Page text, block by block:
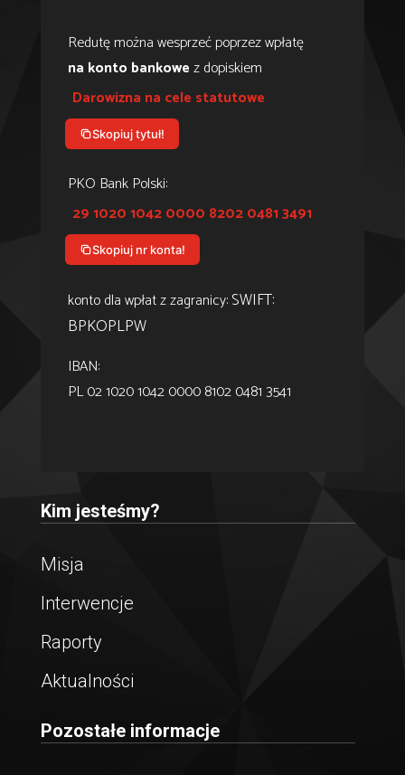
Redutę można wesprzeć poprzez wpłatę
na konto bankowez dopiskiem
Darowizna na cele statutowe
Skopiuj tytuł!
PKO Bank Polski:
29 1020 1042 0000 8202 0481 3491
Skopiuj nr konta!
konto dla wpłat z zagranicy:SWIFT:
BPKOPLPW
IBAN:
PL 02 1020 1042 0000 8102 0481 3541
Kim jesteśmy?
Misja
Interwencje
Raporty
Aktualności
Pozostałe informacje